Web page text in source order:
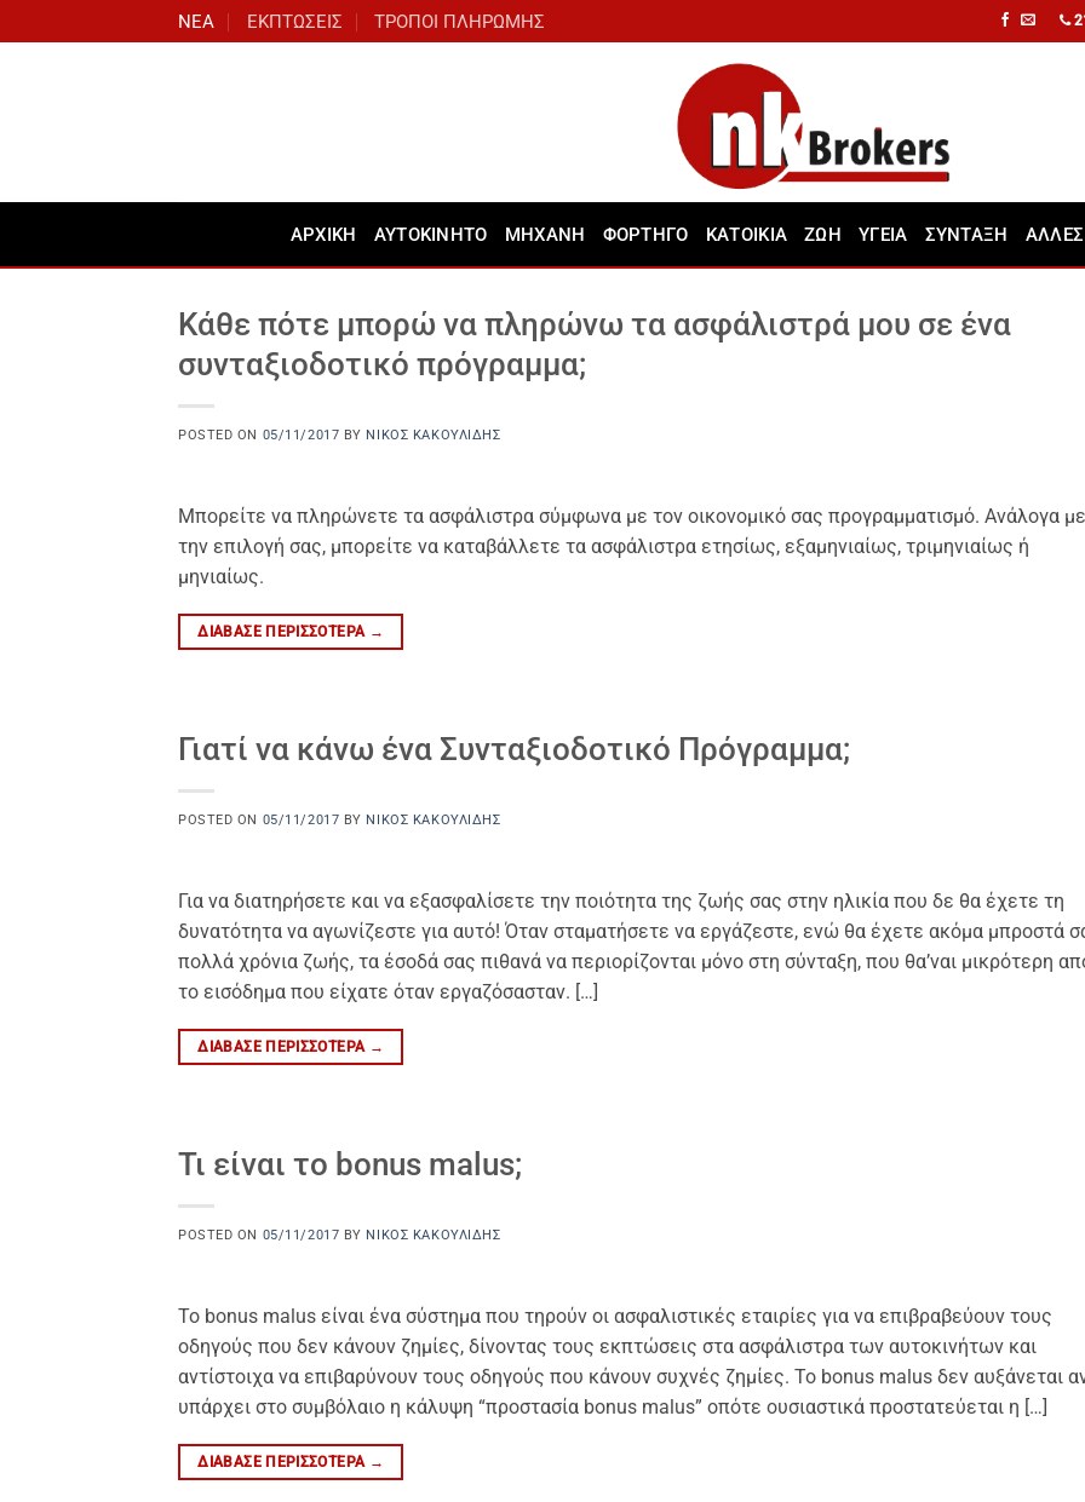
στο
ΝΕΑ ΕΚΠΤΩΣΕΙΣ ΤΡΟΠΟΙ ΠΛΗΡΩΜΗΣ
ΑΡΧΙΚΗ ΑΥΤΟΚΙΝΗΤΟ ΜΗΧΑΝΗ ΦΟΡΤΗΓΟ ΚΑΤΟΙΚΙΑ ΖΩΗ ΥΓΕΙΑ ΣΥΝΤΑΞΗ
Κάθε πότε μπορώ να πληρώνω τα ασφάλιστρά μου σε ένα
συνταξιοδοτικό πρόγραμμα;
POSTED ON 05/11/2017 BY ΝΊΚΟΣ ΚΑΚΟΥΛΊΔΗΣ
Μπορείτε να πληρώνετε τα ασφάλιστρα σύμφωνα με τον οικονομικό σας προγραμματισμό. Ανάλογα με
την επιλογή σας, μπορείτε να καταβάλλετε τα ασφάλιστρα ετησίως, εξαμηνιαίως, τριμηνιαίως ή
μηνιαίως.
ΔΙΆΒΑΣΕ ΠΕΡΙΣΣΌΤΕΡΑ →
Γιατί να κάνω ένα Συνταξιοδοτικό Πρόγραμμα;
POSTED ON 05/11/2017 BY ΝΊΚΟΣ ΚΑΚΟΥΛΊΔΗΣ
Για να διατηρήσετε και να εξασφαλίσετε την ποιότητα της ζωής σας στην ηλικία που δε θα έχετε τη
δυνατότητα να αγωνίζεστε για αυτό! Όταν σταματήσετε να εργάζεστε, ενώ θα έχετε ακόμα μπροστά
πολλά χρόνια ζωής, τα έσοδά σας πιθανά να περιορίζονται μόνο στη σύνταξη, που θα’ναι μικρότερη
το εισόδημα που είχατε όταν εργαζόσασταν. […]
ΔΙΆΒΑΣΕ ΠΕΡΙΣΣΌΤΕΡΑ →
Τι είναι το bonus malus;
POSTED ON 05/11/2017 BY ΝΊΚΟΣ ΚΑΚΟΥΛΊΔΗΣ
Το bonus malus είναι ένα σύστημα που τηρούν οι ασφαλιστικές εταιρίες για να επιβραβεύουν τους
οδηγούς που δεν κάνουν ζημίες, δίνοντας τους εκπτώσεις στα ασφάλιστρα των αυτοκινήτων και
αντίστοιχα να επιβαρύνουν τους οδηγούς που κάνουν συχνές ζημίες. Το bonus malus δεν αυξάνεται
υπάρχει στο συμβόλαιο η κάλυψη “προστασία bonus malus” οπότε ουσιαστικά προστατεύεται η […]
ΔΙΆΒΑΣΕ ΠΕΡΙΣΣΌΤΕΡΑ →